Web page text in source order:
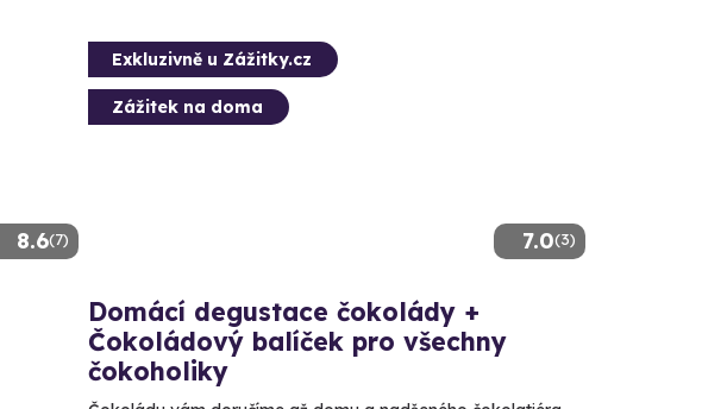
8.6(7) 7.0(3)
Exkluzivně u Zážitky.cz
Zážitek na doma
Domácí degustace čokolády +
Čokoládový balíček pro všechny
čokoholiky